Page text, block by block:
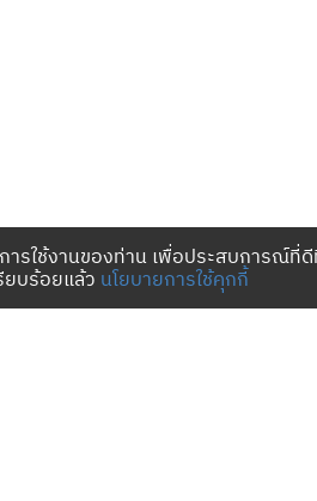
ารใช้งานของท่าน เพื่อประสบการณ์ที่
ยบร้อยแล้ว นโยบายการใช้คุกกี้